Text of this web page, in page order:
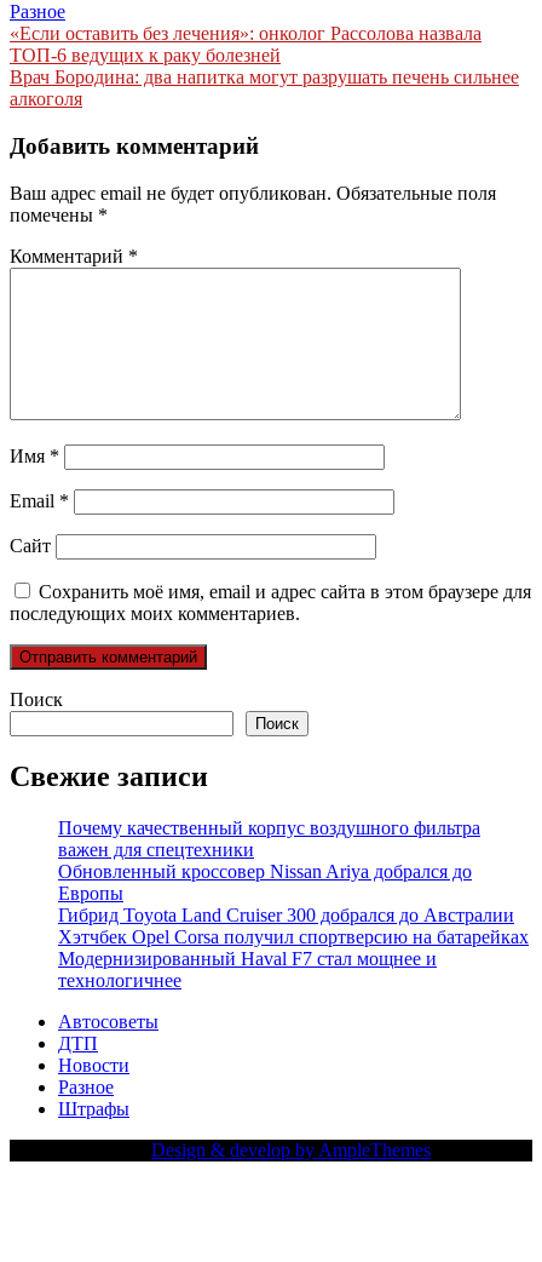
Разное
Навигация
по
записям
«Если оставить без лечения»: онколог Рассолова назвала
ТОП-6 ведущих к раку болезней
Врач Бородина: два напитка могут разрушать печень сильнее
алкоголя
Добавить комментарий
Ваш адрес email не будет опубликован. Обязательные поля
помечены *
Комментарий *
Имя *
Email *
Сайт
Сохранить моё имя, email и адрес сайта в этом браузере для
последующих моих комментариев.
Поиск
Поиск
Свежие записи
Почему качественный корпус воздушного фильтра
важен для спецтехники
Обновленный кроссовер Nissan Ariya добрался до
Европы
Гибрид Toyota Land Cruiser 300 добрался до Австралии
Хэтчбек Opel Corsa получил спортверсию на батарейках
Модернизированный Haval F7 стал мощнее и
технологичнее
Автосоветы
ДТП
Новости
Разное
Штрафы
Design & develop by AmpleThemes